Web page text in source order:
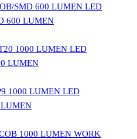
LED
600 LUMEN
LED
LUMEN
LED
WORK